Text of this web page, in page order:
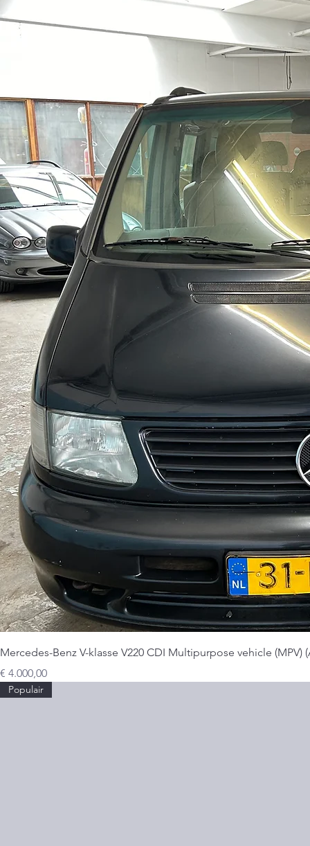
Mercedes-Benz V-klasse V220 CDI Multipurpose vehicle (MPV)
Prijs
€ 4.000,00
Populair